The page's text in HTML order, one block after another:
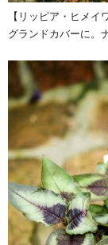
【リッピア・ヒメイ
グランドカバーに。